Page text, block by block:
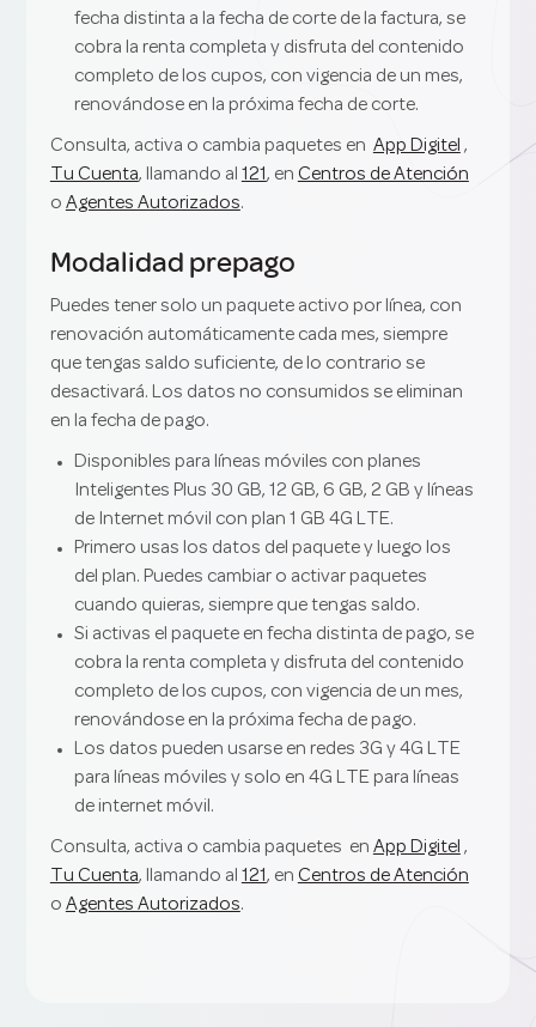
fecha distinta a la fecha de corte de la factura, se
cobra la renta completa y disfruta del contenido
completo de los cupos, con vigencia de un mes,
renovándose en la próxima fecha de corte.
Consulta, activa o cambia paquetes en App Digitel ,
Tu Cuenta, llamando al 121 , en Centros de Atención
o Agentes Autorizados.
Modalidad prepago
Puedes tener solo un paquete activo por línea, con
renovación automáticamente cada mes, siempre
que tengas saldo suficiente, de lo contrario se
desactivará. Los datos no consumidos se eliminan
en la fecha de pago.
Disponibles para líneas móviles con planes
Inteligentes Plus 30 GB, 12 GB, 6 GB, 2 GB y líneas
de Internet móvil con plan 1 GB 4G LTE.
Primero usas los datos del paquete y luego los
del plan. Puedes cambiar o activar paquetes
cuando quieras, siempre que tengas saldo.
Si activas el paquete en fecha distinta de pago, se
cobra la renta completa y disfruta del contenido
completo de los cupos, con vigencia de un mes,
renovándose en la próxima fecha de pago.
Los datos pueden usarse en redes 3G y 4G LTE
para líneas móviles y solo en 4G LTE para líneas
de internet móvil.
Consulta, activa o cambia paquetes en App Digitel ,
Tu Cuenta, llamando al 121 , en Centros de Atención
o Agentes Autorizados.